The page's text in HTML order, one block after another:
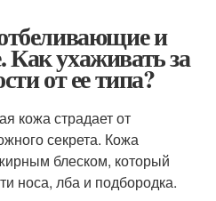
и
ухаживать за
от ее типа?
кожа страдает от
секрета. Кожа
блеском, который
носа, лба и подбородка.